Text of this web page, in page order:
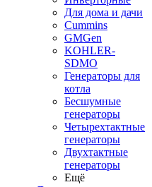
Для дома и дачи
Cummins
GMGen
KOHLER-
SDMO
Генераторы для
котла
Бесшумные
генераторы
Четырехтактные
генераторы
Двухтактные
генераторы
Ещё